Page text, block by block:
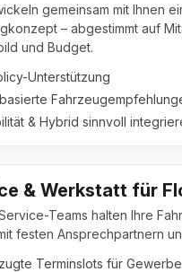
gemeinsam mit Ihnen
– abgestimmt auf
und Budget.
Unterstützung
& Hybrid sinnvoll
& Werkstatt für
Teams halten Ihre
festen Ansprechpartnern
Terminslots für Gewerbe